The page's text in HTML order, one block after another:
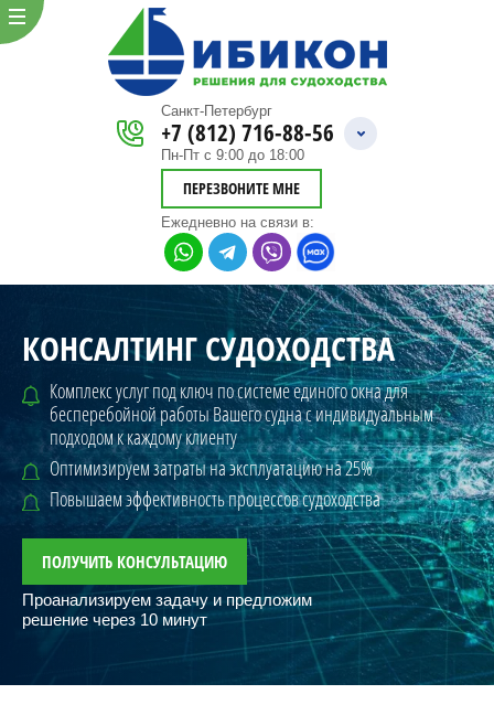
Санкт-Петербург
+7 (812) 716-88-56
Пн-Пт с 9:00 до 18:00
ПЕРЕЗВОНИТЕ МНЕ
Ежедневно на связи в:
КОНСАЛТИНГ СУДОХОДСТВА
Комплекс услуг под ключ по системе единого окна для
бесперебойнойработы Вашего судна с индивидуальным
подходом к каждому клиенту
Оптимизируем затраты на эксплуатацию на 25%
Повышаем эффективность процессов судоходства
ПОЛУЧИТЬ КОНСУЛЬТАЦИЮ
Проанализируем задачу и предложим
решение через 10 минут